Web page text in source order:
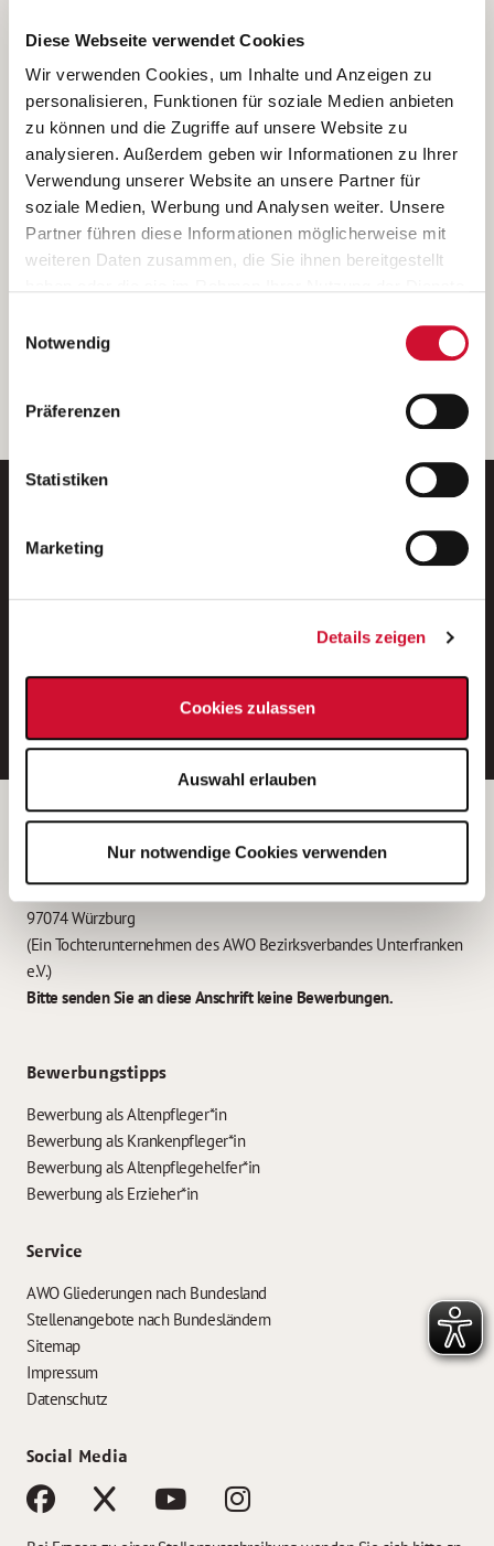
Diese Webseite verwendet Cookies
Wir verwenden Cookies, um Inhalte und Anzeigen zu
personalisieren, Funktionen für soziale Medien anbieten
zu können und die Zugriffe auf unsere Website zu
analysieren. Außerdem geben wir Informationen zu Ihrer
Verwendung unserer Website an unsere Partner für
soziale Medien, Werbung und Analysen weiter. Unsere
Partner führen diese Informationen möglicherweise mit
weiteren Daten zusammen, die Sie ihnen bereitgestellt
Wenn Sie auf „Cookies zulassen“ klicken, so stimmen
Sie der Speicherung sämtlicher Cookies zu. Sie können
Ihre Einwilligung selbstverständlich jederzeit widerrufen,
indem Sie die Cookie-Einstellungen aufrufen und diese
unserer
Notwendig
Präferenzen
Statistiken
Marketing
Details zeigen
Cookies zulassen
Auswahl erlauben
Nur notwendige Cookies verwenden
Ich bin damit einverstanden, dass meine personenbezogenen Daten
ausschließlich zum Zweck der Durchführung der Kontaktanfrage
verarbeitet, auf IT- Systemen der Garitz Bewirtschaftungsbetriebe
GmbH, Heinrich-von-Kleist-Straße 2, 97688 Bad Kissingen
(Betreiber) gespeichert und an die für das Stellenangebot
verantwortliche Stelle zur Kontaktaufnahme weitergegeben
werden.
Diese Einwilligungserklärung kann ich jederzeit gegenüber dem
Weitere Details können Sie der
entnehmen.
E-Mail-Adresse eintragen
Betreiber der Webseite
Garitz Bewirtschaftungsbetriebe GmbH
Kantstraße 45a
97074 Würzburg
(Ein Tochterunternehmen des AWO Bezirksverbandes Unterfranken
e.V.)
Bitte senden Sie an diese Anschrift keine Bewerbungen.
Bewerbungstipps
Bewerbung als Altenpfleger*in
Bewerbung als Krankenpfleger*in
Bewerbung als Altenpflegehelfer*in
Bewerbung als Erzieher*in
Service
AWO Gliederungen nach Bundesland
Stellenangebote nach Bundesländern
Sitemap
Impressum
Datenschutz
Social Media